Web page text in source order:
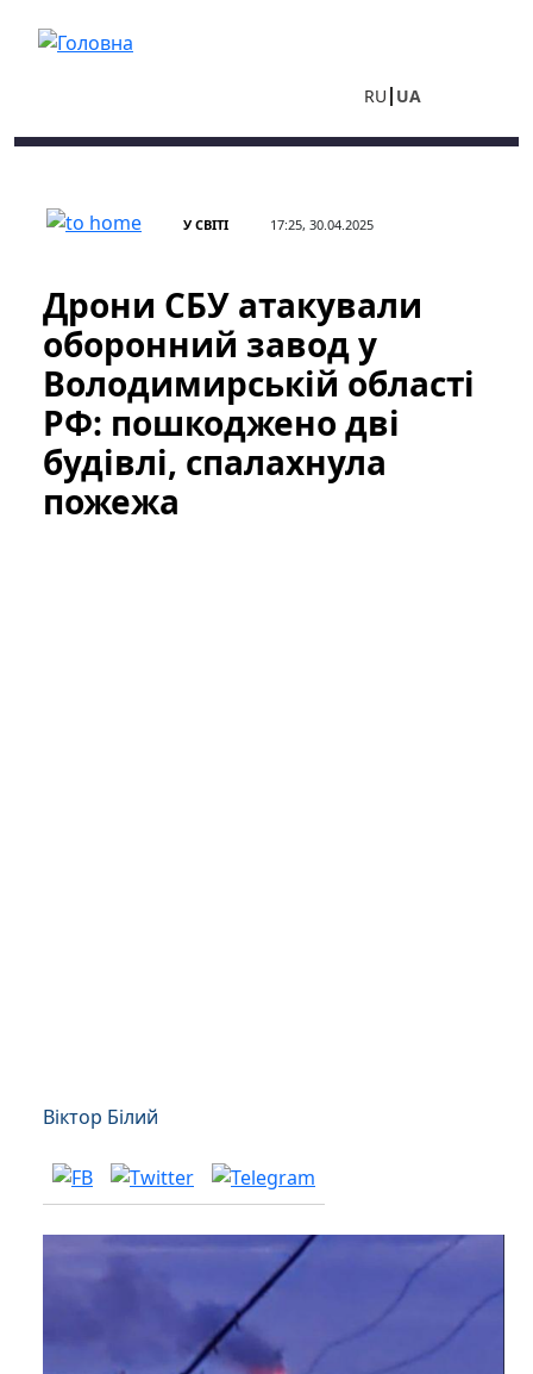
RU UA
У СВІТІ 17:25, 30.04.2025
Дрони СБУ атакували
оборонний завод у
Володимирській області
РФ: пошкоджено дві
будівлі, спалахнула
пожежа
Віктор Білий